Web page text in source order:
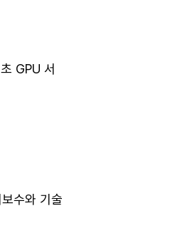
GPU 서
수와 기술